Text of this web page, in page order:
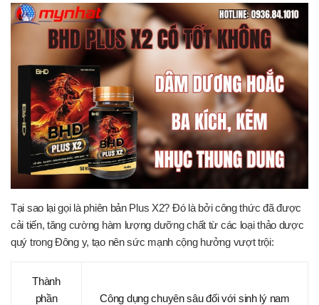
Tại sao lại gọi là phiên bản Plus X2? Đó là bởi công thức đã được
cải tiến, tăng cường hàm lượng dưỡng chất từ các loại thảo dược
quý trong Đông y, tạo nên sức mạnh cộng hưởng vượt trội:
Thành
phần
Công dụng chuyên sâu đối với sinh lý nam